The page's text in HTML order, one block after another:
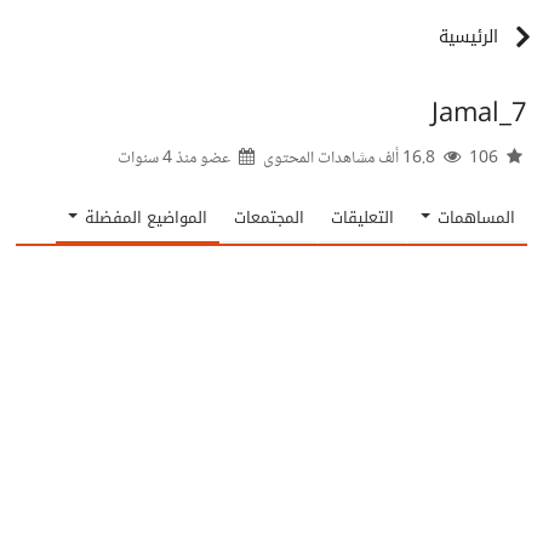
الرئيسية
Jamal_7
عضو منذ4 سنوات
المساهمات التعليقات المجتمعات المواضيع المفضلة